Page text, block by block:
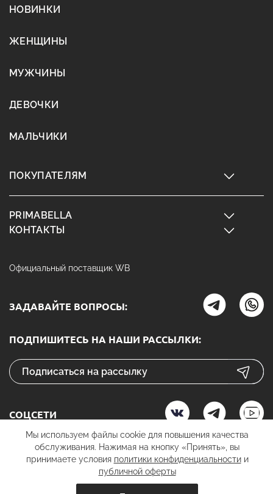
НОВИНКИ
ЖЕНЩИНЫ
МУЖЧИНЫ
ДЕВОЧКИ
МАЛЬЧИКИ
ПОКУПАТЕЛЯМ
PRIMABELLA
КОНТАКТЫ
Официальный поставщик WB
ЗАДАВАЙТЕ ВОПРОСЫ:
ПОДПИШИТЕСЬ НА НАШИ РАССЫЛКИ:
СОЦСЕТИ
Мы используем файлы cookie для повышения качества
обслуживания. Нажимая на кнопку «Принять», вы
принимаете условия политики конфиденциальностии
публичной оферты